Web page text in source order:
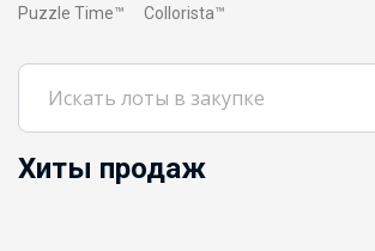
Puzzle Time™
Collorista™
Хиты продаж